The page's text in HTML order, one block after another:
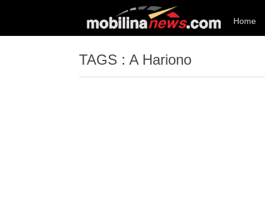
Home
TAGS : A Hariono